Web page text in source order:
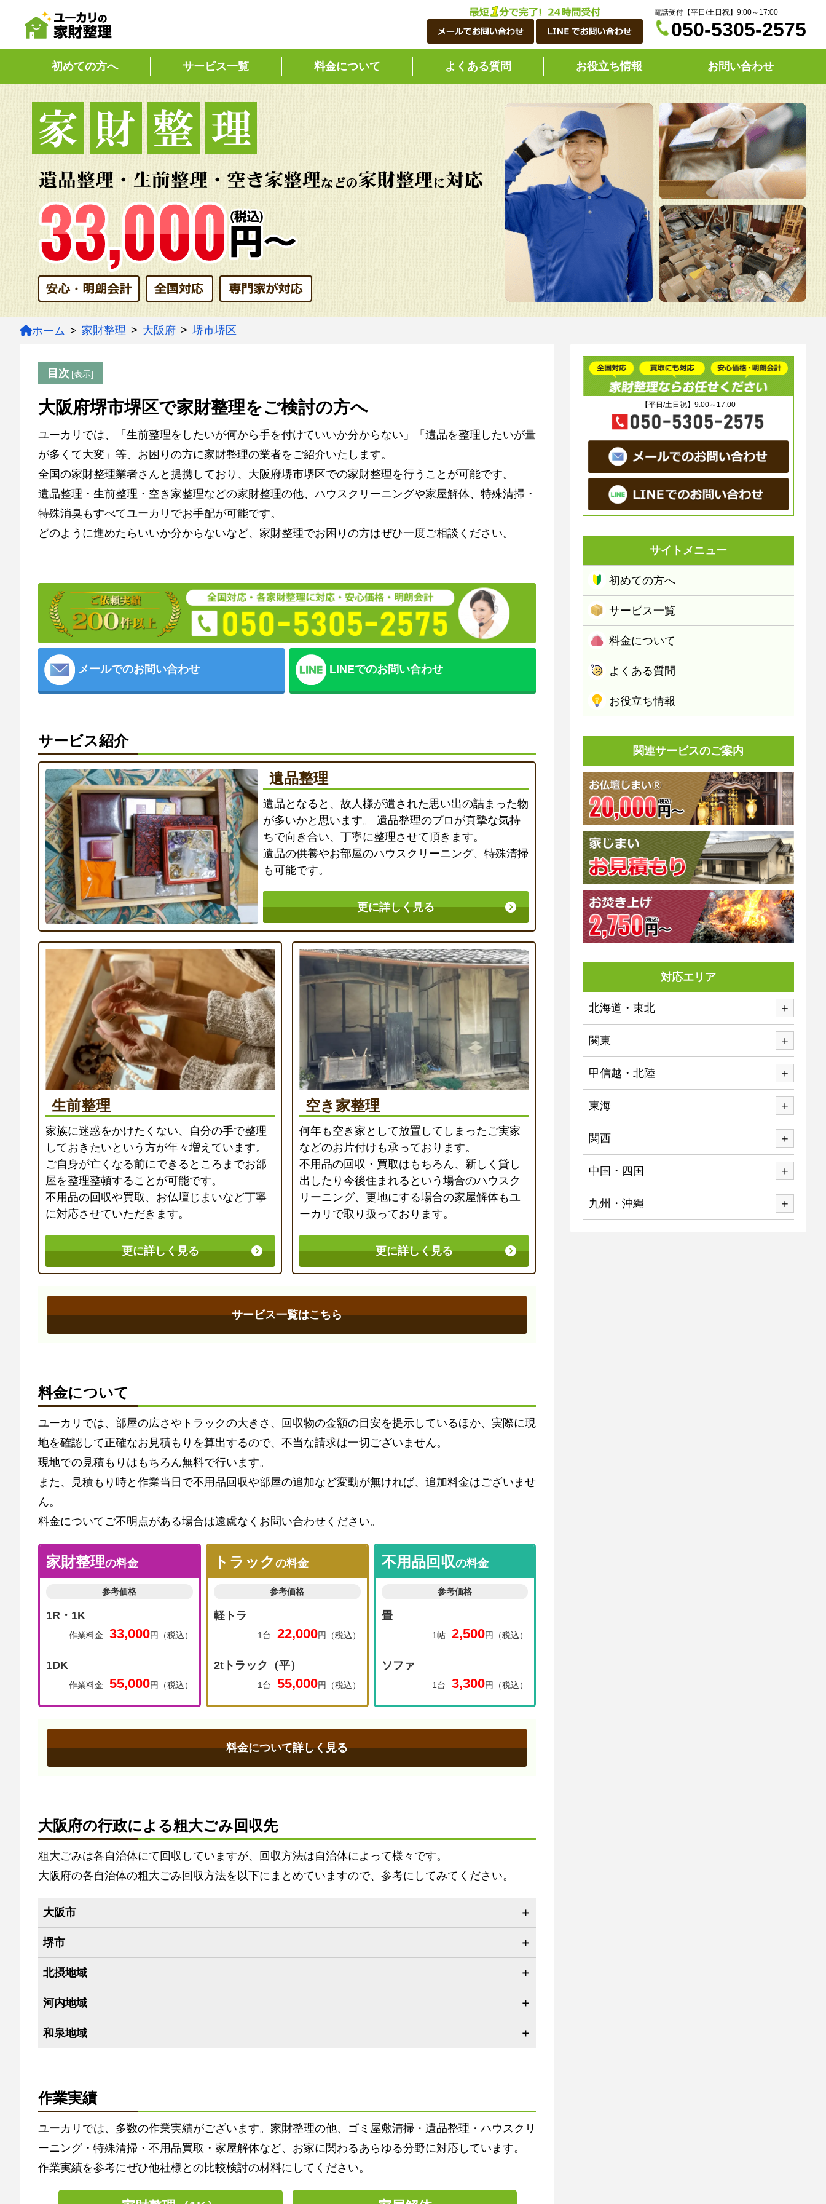
電話受付【平日/土日祝】9:00～17:00
050-5305-2575
初めての方へ サービス一覧 料金について よくある質問 お役立ち情報 お問い合わせ
ホーム 家財整理 大阪府 堺市堺区
目次
大阪府堺市堺区で家財整理をご検討の方へ
ユーカリでは、「生前整理をしたいが何から手を付けていいか分からない」「遺品を整理したいが量
が多くて大変」等、お困りの方に家財整理の業者をご紹介いたします。
全国の家財整理業者さんと提携しており、大阪府堺市堺区での家財整理を行うことが可能です。
遺品整理・生前整理・空き家整理などの家財整理の他、ハウスクリーニングや家屋解体、特殊清掃・
特殊消臭もすべてユーカリでお手配が可能です。
どのように進めたらいいか分からないなど、家財整理でお困りの方はぜひ一度ご相談ください。
メールでのお問い合わせ LINEでのお問い合わせ
サービス紹介
遺品整理
遺品となると、故人様が遺された思い出の詰まった物
が多いかと思います。 遺品整理のプロが真摯な気持
ちで向き合い、丁寧に整理させて頂きます。
遺品の供養やお部屋のハウスクリーニング、特殊清掃
も可能です。
更に詳しく見る
生前整理
家族に迷惑をかけたくない、自分の手で整理
しておきたいという方が年々増えています。
ご自身が亡くなる前にできるところまでお部
屋を整理整頓することが可能です。
不用品の回収や買取、お仏壇じまいなど丁寧
に対応させていただきます。
更に詳しく見る
空き家整理
何年も空き家として放置してしまったご実家
などのお片付けも承っております。
不用品の回収・買取はもちろん、新しく貸し
出したり今後住まれるという場合のハウスク
リーニング、更地にする場合の家屋解体もユ
ーカリで取り扱っております。
更に詳しく見る
サービス一覧はこちら
料金について
ユーカリでは、部屋の広さやトラックの大きさ、回収物の金額の目安を提示しているほか、実際に現
地を確認して正確なお見積もりを算出するので、不当な請求は一切ございません。
現地での見積もりはもちろん無料で行います。
また、見積もり時と作業当日で不用品回収や部屋の追加など変動が無ければ、追加料金はございませ
ん。
料金についてご不明点がある場合は遠慮なくお問い合わせください。
家財整理の料金
参考価格
1R・1K
作業料金 33,000円（税込）
1DK
作業料金 55,000円（税込）
トラック の料金
参考価格
軽トラ
1台 22,000円（税込）
2tトラック（平）
1台 55,000円（税込）
不用品回収の料金
参考価格
畳
1帖 2,500円（税込）
ソファ
1台 3,300円（税込）
料金について詳しく見る
大阪府の行政による粗大ごみ回収先
粗大ごみは各自治体にて回収していますが、回収方法は自治体によって様々です。
大阪府の各自治体の粗大ごみ回収方法を以下にまとめていますので、参考にしてみてください。
大阪市
堺市
北摂地域
河内地域
和泉地域
作業実績
ユーカリでは、多数の作業実績がございます。家財整理の他、ゴミ屋敷清掃・遺品整理・ハウスクリ
ーニング・特殊清掃・不用品買取・家屋解体など、お家に関わるあらゆる分野に対応しています。
作業実績を参考にぜひ他社様との比較検討の材料にしてください。
【平日/土日祝】9:00～17:00
サイトメニュー
初めての方へ
サービス一覧
料金について
よくある質問
お役立ち情報
関連サービスのご案内
対応エリア
北海道・東北
関東
甲信越・北陸
東海
関西
中国・四国
九州・沖縄